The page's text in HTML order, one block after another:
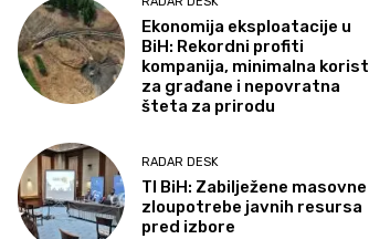
Ekonomija eksploatacije u
BiH: Rekordni profiti
kompanija, minimalna korist
za građane i nepovratna
šteta za prirodu
RADAR DESK
TI BiH: Zabilježene masovne
zloupotrebe javnih resursa
pred izbore